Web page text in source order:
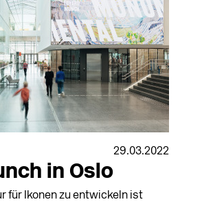
29.03.2022
in Oslo
für Ikonen zu entwickeln ist